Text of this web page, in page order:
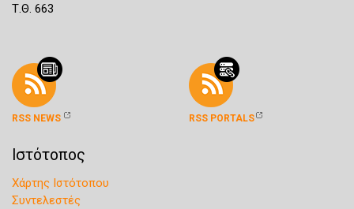
Τ.Θ. 663
RSS NEWS RSS PORTALS
Ιστότοπος
Χάρτης Ιστότοπου
Συντελεστές